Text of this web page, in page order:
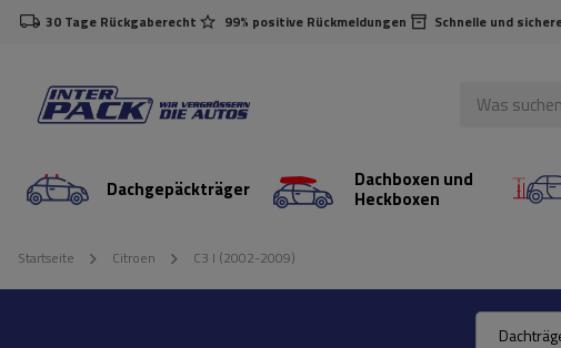
30 Tage Rückgaberecht 99% positive Rückmeldungen Schnelle und
Dachgepäckträger Dachboxen und
Heckboxen
Startseite Citroen C3 I (2002-2009)